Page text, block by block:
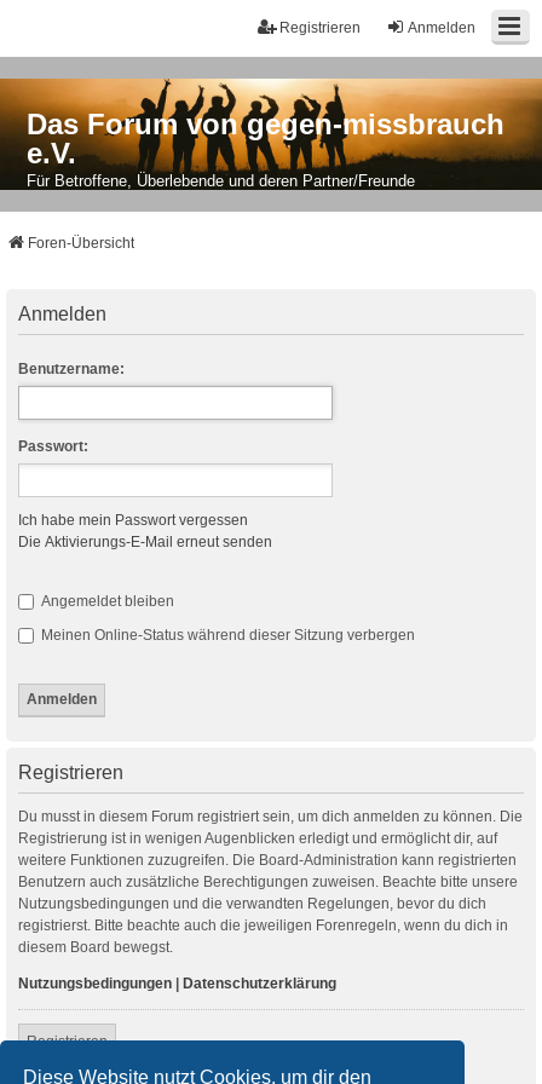
Diese Website nutzt Cookies, um dir den
Anmelden
Registrieren
Das Forum von gegen-missbrauch
e.V.
Für Betroffene, Überlebende und deren Partner/Freunde
Foren-Übersicht
Anmelden
Benutzername:
Passwort:
Ich habe mein Passwort vergessen
Die Aktivierungs-E-Mail erneut senden
Angemeldet bleiben
Meinen Online-Status während dieser Sitzung verbergen
Registrieren
Du musst in diesem Forum registriert sein, um dich anmelden zu können. Die
Registrierung ist in wenigen Augenblicken erledigt und ermöglicht dir, auf
weitere Funktionen zuzugreifen. Die Board-Administration kann registrierten
Benutzern auch zusätzliche Berechtigungen zuweisen. Beachte bitte unsere
Nutzungsbedingungen und die verwandten Regelungen, bevor du dich
registrierst. Bitte beachte auch die jeweiligen Forenregeln, wenn du dich in
diesem Board bewegst.
Nutzungsbedingungen | Datenschutzerklärung
Registrieren